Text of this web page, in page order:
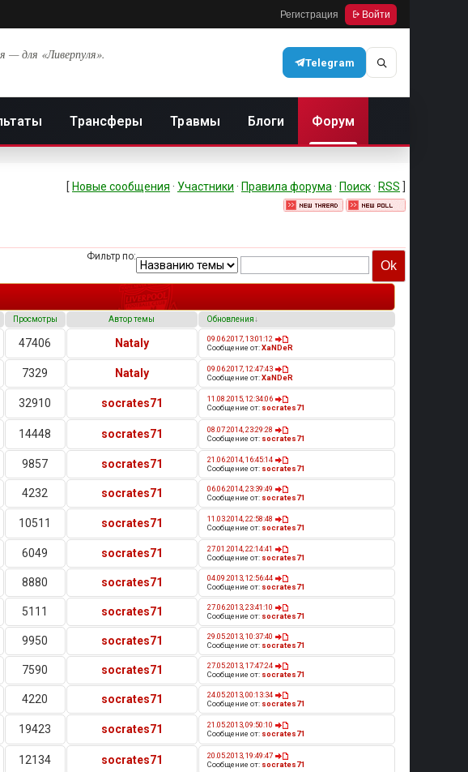
Регистрация Войти
— для «Ливерпуля».
Telegram
Трансферы Травмы Блоги Форум
[ Новые сообщения · Участники · Правила форума · Поиск · RSS
Фильтр по:
Просмотры Автор темы Обновления↓
47406 Nataly
09.06.2017, 13:01:12
Сообщение от:XaNDeR
7329 Nataly
09.06.2017, 12:47:43
Сообщение от:XaNDeR
32910 socrates71
11.08.2015, 12:34:06
Сообщение от: socrates71
14448 socrates71
08.07.2014, 23:29:28
Сообщение от: socrates71
9857 socrates71
21.06.2014, 16:45:14
Сообщение от: socrates71
4232 socrates71
06.06.2014, 23:39:49
Сообщение от: socrates71
10511 socrates71
11.03.2014, 22:58:48
Сообщение от: socrates71
6049 socrates71
27.01.2014, 22:14:41
Сообщение от: socrates71
8880 socrates71
04.09.2013, 12:56:44
Сообщение от: socrates71
5111 socrates71
27.06.2013, 23:41:10
Сообщение от: socrates71
9950 socrates71
29.05.2013, 10:37:40
Сообщение от: socrates71
7590 socrates71
27.05.2013, 17:47:24
Сообщение от: socrates71
4220 socrates71
24.05.2013, 00:13:34
Сообщение от: socrates71
19423 socrates71
21.05.2013, 09:50:10
Сообщение от: socrates71
12134 socrates71
20.05.2013, 19:49:47
Сообщение от: socrates71